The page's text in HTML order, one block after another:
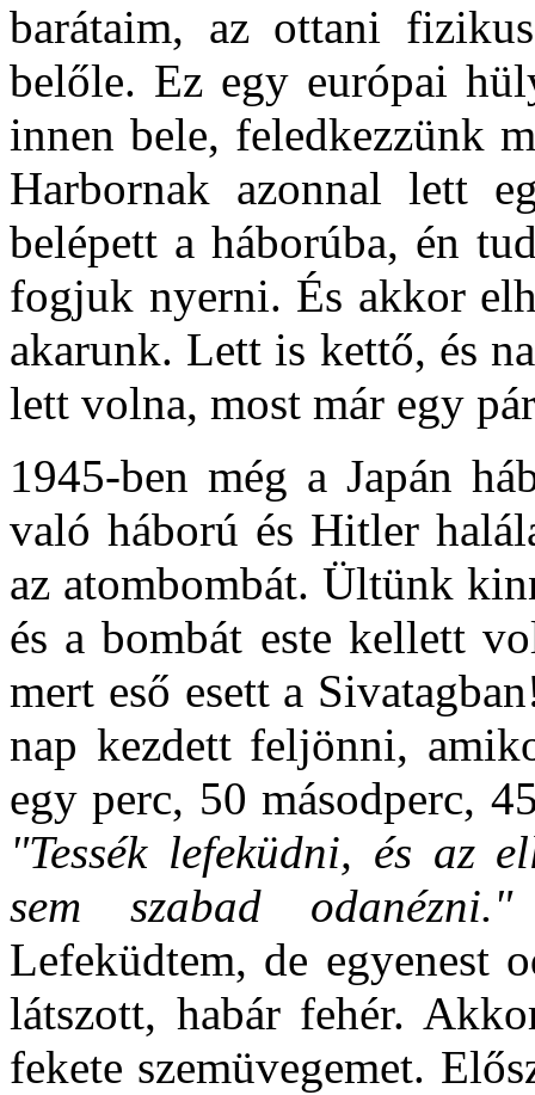
barátaim, az ottani
belőle. Ez egy európai
innen bele, feledkezzünk
Harbornak azonnal lett
belépett a háborúba, én
fogjuk nyerni. És akkor
akarunk. Lett is kettő, és
lett volna, most már egy
1945-ben még a Japán
való háború és Hitler
az atombombát. Ültünk
és a bombát este kellett
mert eső esett a
nap kezdett feljönni,
egy perc, 50 másodperc,
"Tessék lefeküdni, és az
sem szabad
Lefeküdtem, de egyenest
látszott, habár fehér.
fekete szemüvegemet.